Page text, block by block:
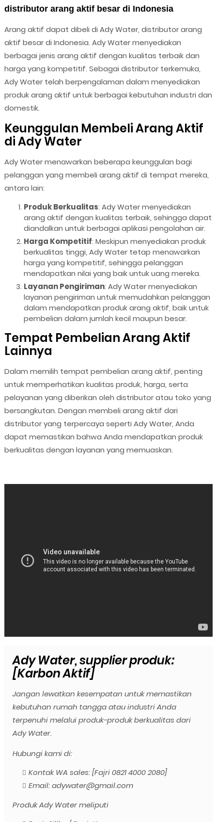
distributor arang aktif besar di Indonesia
Arang aktif dapat dibeli di Ady Water, distributor arang
aktif besar di Indonesia. Ady Water menyediakan
berbagai jenis arang aktif dengan kualitas terbaik dan
harga yang kompetitif. Sebagai distributor terkemuka,
Ady Water telah berpengalaman dalam menyediakan
produk arang aktif untuk berbagai kebutuhan industri dan
domestik.
Keunggulan Membeli Arang Aktif
di Ady Water
Ady Water menawarkan beberapa keunggulan bagi
pelanggan yang membeli arang aktif di tempat mereka,
antara lain:
Produk Berkualitas: Ady Water menyediakan
arang aktif dengan kualitas terbaik, sehingga dapat
diandalkan untuk berbagai aplikasi pengolahan air.
Harga Kompetitif: Meskipun menyediakan produk
berkualitas tinggi, Ady Water tetap menawarkan
harga yang kompetitif, sehingga pelanggan
mendapatkan nilai yang baik untuk uang mereka.
Layanan Pengiriman: Ady Water menyediakan
layanan pengiriman untuk memudahkan pelanggan
dalam mendapatkan produk arang aktif, baik untuk
pembelian dalam jumlah kecil maupun besar.
Tempat Pembelian Arang Aktif
Lainnya
Dalam memilih tempat pembelian arang aktif, penting
untuk memperhatikan kualitas produk, harga, serta
pelayanan yang diberikan oleh distributor atau toko yang
bersangkutan. Dengan membeli arang aktif dari
distributor yang terpercaya seperti Ady Water, Anda
dapat memastikan bahwa Anda mendapatkan produk
berkualitas dengan layanan yang memuaskan.
Ady Water, supplier produk:
[Karbon Aktif]
Jangan lewatkan kesempatan untuk memastikan
kebutuhan rumah tangga atau industri Anda
terpenuhi melalui produk-produk berkualitas dari
Ady Water.
Hubungi kami di:
Kontak WA sales: [Fajri 0821 4000 2080]
Email: adywater@gmail.com
Produk Ady Water meliputi